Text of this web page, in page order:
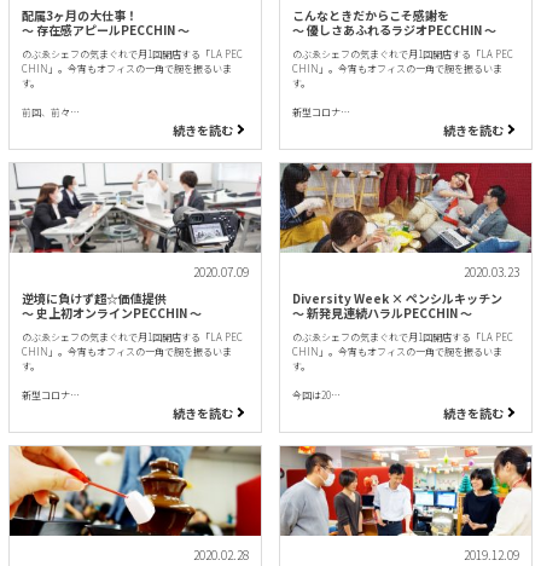
配属3ヶ月の大仕事！
〜 存在感アピールPECCHIN 〜
のぶゑシェフの気まぐれで月1回開店する「LA PEC
CHIN」。今宵もオフィスの一角で腕を振るいま
す。
前回、前々…
続きを読む
こんなときだからこそ感謝を
〜 優しさあふれるラジオPECCHIN 〜
のぶゑシェフの気まぐれで月1回開店する「LA PEC
CHIN」。今宵もオフィスの一角で腕を振るいま
す。
新型コロナ…
続きを読む
2020.07.09
逆境に負けず超☆価値提供
〜 史上初オンラインPECCHIN 〜
のぶゑシェフの気まぐれで月1回開店する「LA PEC
CHIN」。今宵もオフィスの一角で腕を振るいま
す。
新型コロナ…
続きを読む
2020.03.23
Diversity Week × ペンシルキッチン
〜 新発見連続ハラルPECCHIN 〜
のぶゑシェフの気まぐれで月1回開店する「LA PEC
CHIN」。今宵もオフィスの一角で腕を振るいま
す。
今回は20…
続きを読む
2020.02.28 2019.12.09